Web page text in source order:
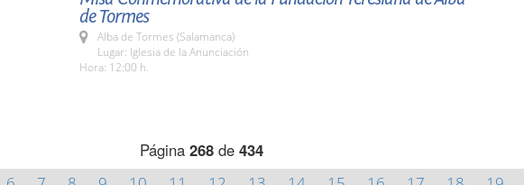
de Tormes
Alba de Tormes (Salamanca)
Lugar: Iglesia de la Anunciación
Hora: 12:00 h.
Página 268de 434